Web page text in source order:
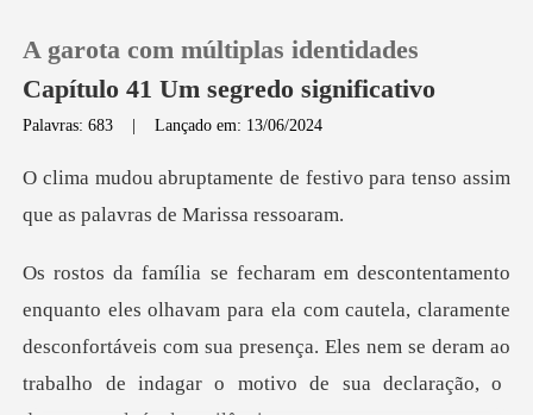
0
Histórico
Sair
A garota com múltiplas identidades
Capítulo 41 Um segredo significativo
Palavras: 683 |Lançado em: 13/06/2024
estivo para tenso assim
que as
la com cautela, claramente
desconfortáveis com sua presença. Eles nem se deram ao